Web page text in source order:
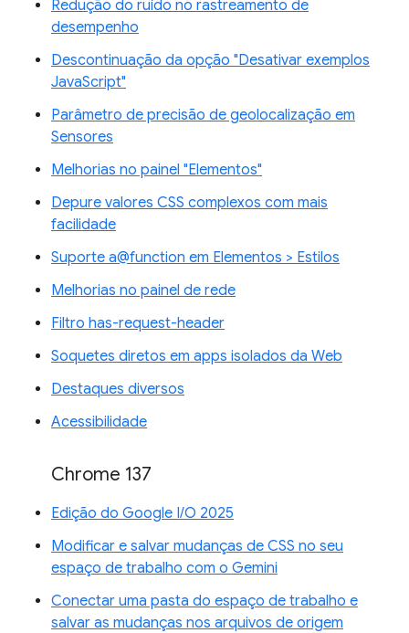
Redução do ruído no rastreamento de
desempenho
Descontinuação da opção "Desativar exemplos
JavaScript"
Parâmetro de precisão de geolocalização em
Sensores
Melhorias no painel "Elementos"
Depure valores CSS complexos com mais
facilidade
Suporte a@function em Elementos > Estilos
Melhorias no painel de rede
Filtro has-request-header
Soquetes diretos em apps isolados da Web
Destaques diversos
Acessibilidade
Chrome 137
Edição do Google I/O 2025
Modificar e salvar mudanças de CSS no seu
espaço de trabalho com o Gemini
Conectar uma pasta do espaço de trabalho e
salvar as mudanças nos arquivos de origem